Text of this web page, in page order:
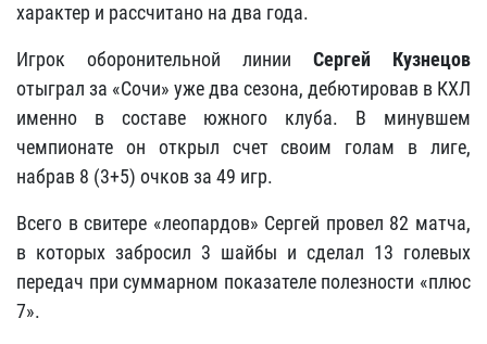
характер и рассчитано на два года.
Игрок оборонительной линии Сергей Кузнецов
отыграл за «Сочи» уже два сезона, дебютировав в КХЛ
именно в составе южного клуба. В минувшем
чемпионате он открыл счет своим голам в лиге,
набрав 8 (3+5) очков за 49 игр.
Всего в свитере «леопардов» Сергей провел 82 матча,
в которых забросил 3 шайбы и сделал 13 голевых
передач при суммарном показателе полезности «плюс
7».